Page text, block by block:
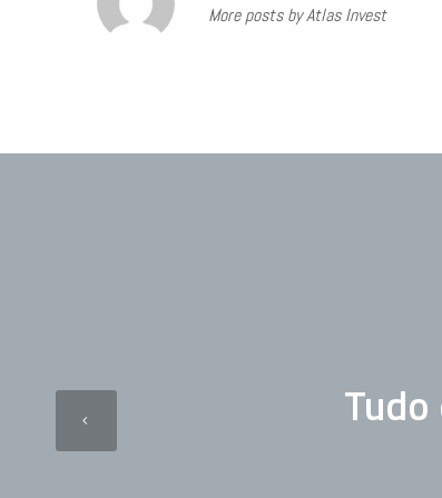
More posts by Atlas Invest